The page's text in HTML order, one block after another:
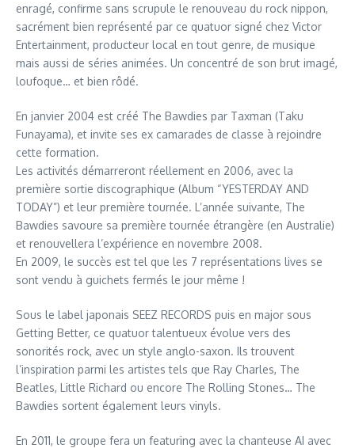
enragé, confirme sans scrupule le renouveau du rock nippon,
sacrément bien représenté par ce quatuor signé chez Victor
Entertainment, producteur local en tout genre, de musique
mais aussi de séries animées. Un concentré de son brut imagé,
loufoque… et bien rôdé.
En janvier 2004 est créé The Bawdies par Taxman (Taku
Funayama), et invite ses ex camarades de classe à rejoindre
cette formation.
Les activités démarreront réellement en 2006, avec la
première sortie discographique (Album “YESTERDAY AND
TODAY”) et leur première tournée. L’année suivante, The
Bawdies savoure sa première tournée étrangère (en Australie)
et renouvellera l’expérience en novembre 2008.
En 2009, le succès est tel que les 7 représentations lives se
sont vendu à guichets fermés le jour même !
Sous le label japonais SEEZ RECORDS puis en major sous
Getting Better, ce quatuor talentueux évolue vers des
sonorités rock, avec un style anglo-saxon. Ils trouvent
l’inspiration parmi les artistes tels que Ray Charles, The
Beatles, Little Richard ou encore The Rolling Stones… The
Bawdies sortent également leurs vinyls.
En 2011, le groupe fera un featuring avec la chanteuse AI avec